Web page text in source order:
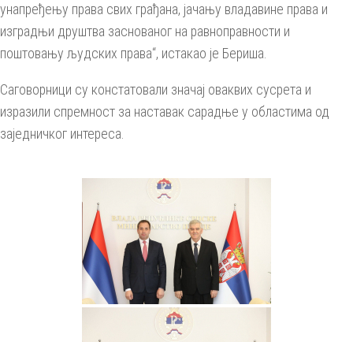
унапређењу права свих грађана, јачању владавине права и
изградњи друштва заснованог на равноправности и
поштовању људских права“, истакао је Бериша.
Саговорници су констатовали значај оваквих сусрета и
изразили спремност за наставак сарадње у областима од
заједничког интереса.